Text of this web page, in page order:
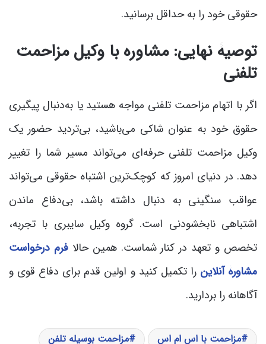
حقوقی خود را به حداقل برسانید.
توصیۀ نهایی: مشاوره با وکیل مزاحمت
تلفنی
اگر با اتهام مزاحمت تلفنی مواجه هستید یا به‌دنبال پیگیری
حقوق خود به عنوان شاکی می‌باشید، بی‌تردید حضور یک
وکیل مزاحمت تلفنی حرفه‌ای می‌تواند مسیر شما را تغییر
دهد. در دنیای امروز که کوچک‌ترین اشتباه حقوقی می‌تواند
عواقب سنگینی به دنبال داشته باشد، بی‌دفاع ماندن
اشتباهی نابخشودنی است. گروه وکیل سایبری با تجربه،
تخصص و تعهد در کنار شماست. همین حالافرم درخواست
مشاورۀ آنلاین را تکمیل کنید و اولین قدم برای دفاع قوی و
آگاهانه را بردارید.
مزاحمت با اس ام اس مزاحمت بوسیله تلفن